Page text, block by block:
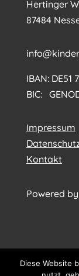
Hertinger
87484
IBAN:
BIC:
Impressum
Kontakt
Powered
Diese Website